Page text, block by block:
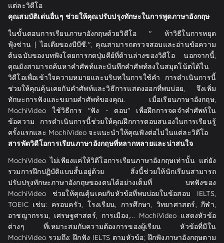
แต่ละวิดีโอ
คุณสมบัติเด่นอื่นๆ ช่วยให้คุณปรับปรุงทักษะในการพูดภาษาอังกฤษ
ในขั้นตอนการเรียนภาษาอังกฤษด้วยวิดีโอ " ห้าวิธีในการหยุด
ฟุ้งซ่าน | ไอเดียของบีบีซี.", คุณสามารถตรวจสอบและอ่านข้อความ
ต้นฉบับของบทฟังโดยการกดปุ่มคีย์ที่ด้านล่างของวิดีโอ นอกจากนี้,
คุณยังสามารถค้นหาคำศัพท์และบันทึกคำศัพท์ลงในสมุดโน้ตได้ใน
วิดีโอเพื่อเข้าใจความหมายและบริบทในการใช้คำ การดำเนินการนี้
ช่วยให้คุณคุ้นเคยกับคำศัพท์และวิธีการแสดงออกที่พบบ่อย, จึงเพิ่ม
ทักษะการฟังและขยายคำศัพท์ของคุณ. เมื่อเรียนภาษาอังกฤษ,
MochiVideo ใช้วิธีการ "ฟัง - ตอบ" เพื่อฝึกการจดจำคำศัพท์ใน
ข้อความ การดำเนินการนี้ช่วยให้คุณฝึกการตอบสนองในการเรียนรู้
ครั้งแรกและ MochiVideo จะแนะนำให้คุณฟังต่อไปในแต่ละวิดีโอ
สารพัดวิดีโอการเรียนภาษาอังกฤษที่หลากหลายและน่าสนใจ
MochiVideo ไม่เพียงแค่ให้วิดีโอการเรียนภาษาอังกฤษเท่านั้น แต่ยัง
รวมการฝึกปฏิบัติแบบสั้นอยู่ด้วย สิ่งนี้ช่วยให้นักเรียนสามารถ
ปรับปรุงทักษะภาษาอังกฤษของตนได้อย่างเต็มที่ บทฟังของ
MochiVideo ช่วยให้คุณคุ้นเคยกับหัวข้อที่พบบ่อยในข้อสอบ IELTS,
TOEIC เช่น: ครอบครัว, โรงเรียน, การศึกษา, วิทยาศาสตร์, กีฬา,
อาชญากรรม, เศรษฐศาสตร์, การเมือง,... MochiVideo แสดงหัวข้อ
ต่างๆ ที่เหมาะสมกับความต้องการของผู้เรียน หัวข้อที่มีใน
MochiVideo รวมถึง: ฝึกฟัง IELTS ตามหัวข้อ; ฝึกฟังภาษาอังกฤษตาม